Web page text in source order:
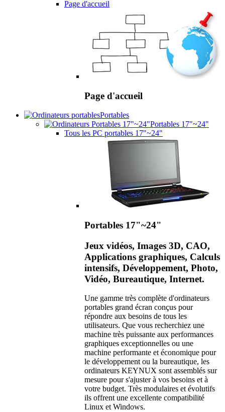
Page d'accueil
Page d'accueil
Portables
Portables 17"~24"
Tous les PC portables 17"~24"
Portables 17"~24"
Jeux vidéos, Images 3D, CAO,
Applications graphiques, Calculs
intensifs, Développement, Photo,
Vidéo, Bureautique, Internet.
Une gamme très complète d'ordinateurs
portables grand écran conçus pour
répondre aux besoins de tous les
utilisateurs. Que vous recherchiez une
machine très puissante aux performances
graphiques exceptionnelles ou une
machine performante et économique pour
le développement ou la bureautique, les
ordinateurs KEYNUX sont assemblés sur
mesure pour s'ajuster à vos besoins et à
votre budget. Très modulaires et évolutifs
ils offrent une excellente compatibilité
Linux et Windows.